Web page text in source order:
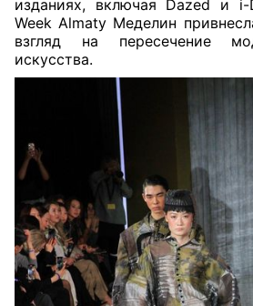
изданиях, включая Dazed и
Week Almaty Меделин
взгляд на пересечение
искусства.